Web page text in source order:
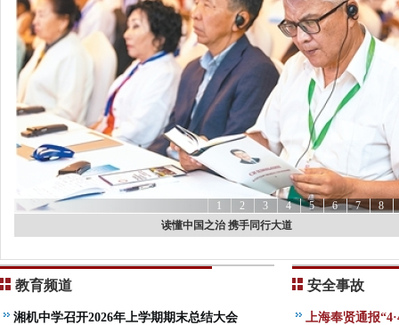
• 立秋爽，清风启新章 刘海彬
• 趣味游戏+安全教育 这
• 深圳启邦美术教育：聚焦中考美术升学与高中美术艺考
量采购怎么控制品质一致性？2026睿天禧品控与验厂对照
时政微观察丨培养全面发展的时代新人
1 2 3 4 5 6 7 8
教育频道
湘机中学召开2026年上学期期末总结大会
安全事故
上海奉贤通报